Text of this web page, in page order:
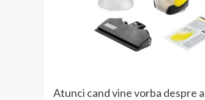
Atunci cand vine vorba despre